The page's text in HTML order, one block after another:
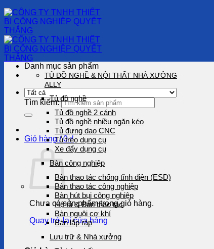
Tìm kiếm:
Giỏ hàng /0₫
Chưa có sản phẩm trong giỏ hàng.
Quay trở lại cửa hàng
Danh mục sản phẩm
TỦ ĐỒ NGHỀ & NỘI THẤT NHÀ XƯỞNG
ALLY
Tủ đồ nghề
Tủ đồ nghề 2 cánh
Tủ đồ nghề nhiều ngăn kéo
Tủ đựng dao CNC
Tủ treo dụng cụ
Xe đẩy dụng cụ
Bàn công nghiệp
Bàn thao tác chống tĩnh điện (ESD)
Bàn thao tác công nghiệp
Bàn hút bụi công nghiệp
Hệ tủ & Bàn thao tác
Bàn nguội cơ khí
Bàn lắp ráp
Lưu trữ & Nhà xưởng